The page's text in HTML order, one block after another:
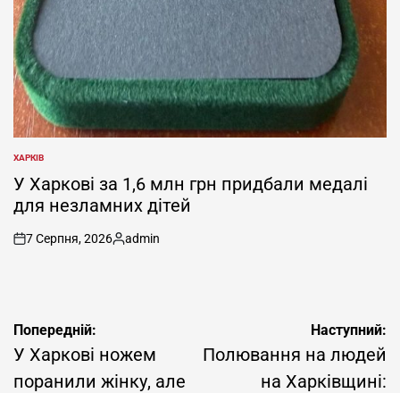
ОПУБЛІКУВАТИ
У
ХАРКІВ
У Харкові за 1,6 млн грн придбали медалі
для незламних дітей
on
7 Серпня, 2026
Опубліковано
admin
Навігація
записів
Попередній:
У Харкові ножем
поранили жінку, але
Наступний:
Полювання на людей
на Харківщині: